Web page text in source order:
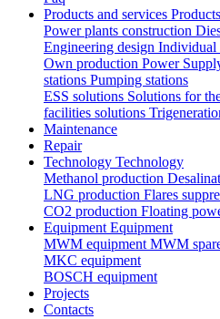
Products and services
Power plants construction
Engineering design Individual
Own production Power
stations Pumping stations
ESS solutions Solutions for
facilities solutions
Maintenance
Repair
Technology Technology
Methanol production
LNG production Flares
СО2 production Floating
EquipmentEquipment
MWM equipmentMWM
MKC equipment
BOSCH equipment
Projects
Contacts